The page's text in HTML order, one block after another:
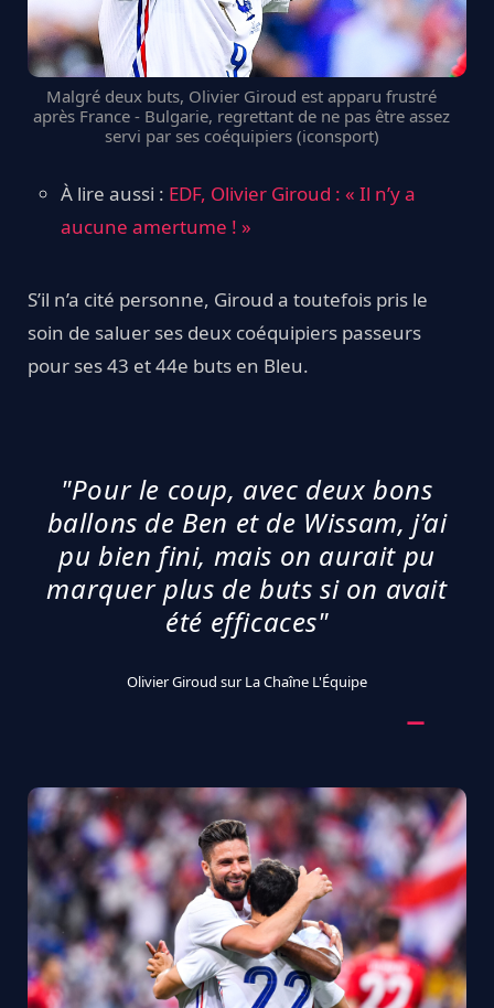
Malgré deux buts, Olivier Giroud est apparu frustré
après France - Bulgarie, regrettant de ne pas être assez
servi par ses coéquipiers (iconsport)
À lire aussi : EDF, Olivier Giroud : « Il n’y a
aucune amertume ! »
S’il n’a cité personne, Giroud a toutefois pris le
soin de saluer ses deux coéquipiers passeurs
pour ses 43 et 44e buts en Bleu.
"Pour le coup, avec deux bons
ballons de Ben et de Wissam, j’ai
pu bien fini, mais on aurait pu
marquer plus de buts si on avait
été efficaces"
Olivier Giroud sur La Chaîne L'Équipe